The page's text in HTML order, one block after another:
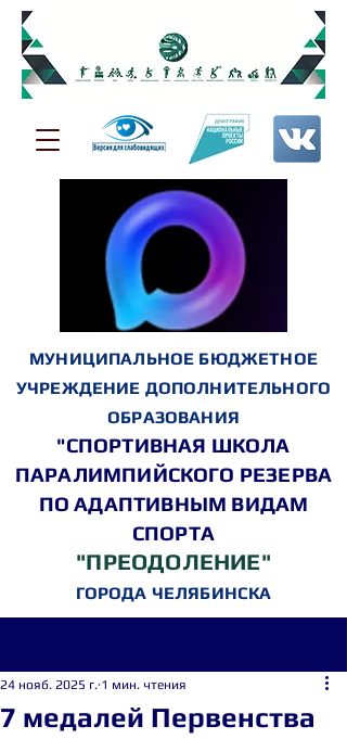
МУНИЦИПАЛЬНОЕ БЮДЖЕТНОЕ
УЧРЕЖДЕНИЕ ДОПОЛНИТЕЛЬНОГО
ОБРАЗОВАНИЯ
"СПОРТИВНАЯ ШКОЛА
ПАРАЛИМПИЙСКОГО РЕЗЕРВА
ПО АДАПТИВНЫМ ВИДАМ
СПОРТА
"ПРЕОДОЛЕНИЕ"
ГОРОДА ЧЕЛЯБИНСКА
7 медалей Первенства
24 нояб. 2025 г. 1 мин. чтения